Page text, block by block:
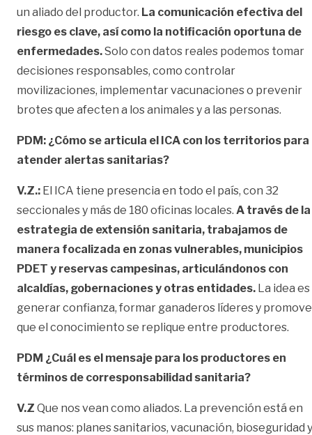
un aliado del productor. La comunicación efectiva del
riesgo es clave, así como la notificación oportuna de
enfermedades.Solo con datos reales podemos tomar
decisiones responsables, como controlar
movilizaciones, implementar vacunaciones o prevenir
brotes que afecten a los animales y a las personas.
PDM: ¿Cómo se articula el ICA con los territorios para
atender alertas sanitarias?
V.Z.: El ICA tiene presencia en todo el país, con 32
seccionales y más de 180 oficinas locales. A través de la
estrategia de extensión sanitaria, trabajamos de
manera focalizada en zonas vulnerables, municipios
PDET y reservas campesinas, articulándonos con
alcaldías, gobernaciones y otras entidades. La idea es
generar confianza, formar ganaderos líderes y
que el conocimiento se replique entre productores.
PDM ¿Cuál es el mensaje para los productores en
términos de corresponsabilidad sanitaria?
V.Z Que nos vean como aliados. La prevención está en
sus manos: planes sanitarios, vacunación, bioseguridad y